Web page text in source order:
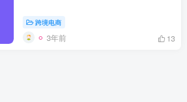
跨境电商
3年前 13